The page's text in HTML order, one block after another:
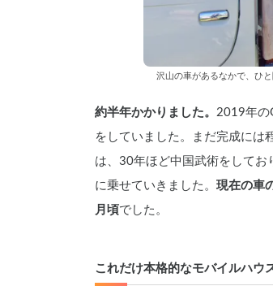
沢山の車があるなかで、ひ
約半年かかりました。 2019年の
をしていました。まだ完成には
は、30年ほど中国武術をしてお
に乗せていきました。 現在の車
月頃でした。
これだけ本格的なモバイルハウ